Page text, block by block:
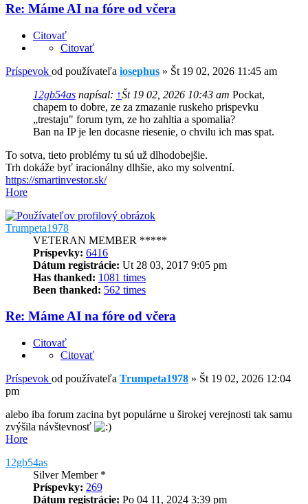
Re: Máme AI na fóre od včera
Citovať
Citovať
Príspevok od používateľa iosephus » Št 19 02, 2026 11:45 am
12gb54as napísal: ↑Št 19 02, 2026 10:43 am Pockat,
chapem to dobre, ze za zmazanie ruskeho prispevku
„trestaju" forum tym, ze ho zahltia a spomalia?
Ban na IP je len docasne riesenie, o chvilu ich mas spat.
To sotva, tieto problémy tu sú už dlhodobejšie.
Trh dokáže byť iracionálny dlhšie, ako my solventní.
https://smartinvestor.sk/
Hore
Trumpeta1978
VETERAN MEMBER *****
Príspevky: 6416
Dátum registrácie: Ut 28 03, 2017 9:05 pm
Has thanked: 1081 times
Been thanked: 562 times
Re: Máme AI na fóre od včera
Citovať
Citovať
Príspevok od používateľa Trumpeta1978 » Št 19 02, 2026 12:04
pm
alebo iba forum zacina byt populárne u širokej verejnosti tak samu
zvýšila návštevnosť
Hore
12gb54as
Silver Member *
Príspevky: 269
Dátum registrácie: Po 04 11, 2024 3:39 pm